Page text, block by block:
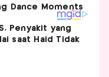
Penyakit yang
saat Haid Tidak